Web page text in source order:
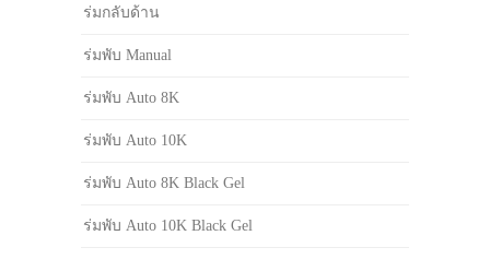
ร่มกลับด้าน
ร่มพับ Manual
ร่มพับ Auto 8K
ร่มพับ Auto 10K
ร่มพับ Auto 8K Black Gel
ร่มพับ Auto 10K Black Gel